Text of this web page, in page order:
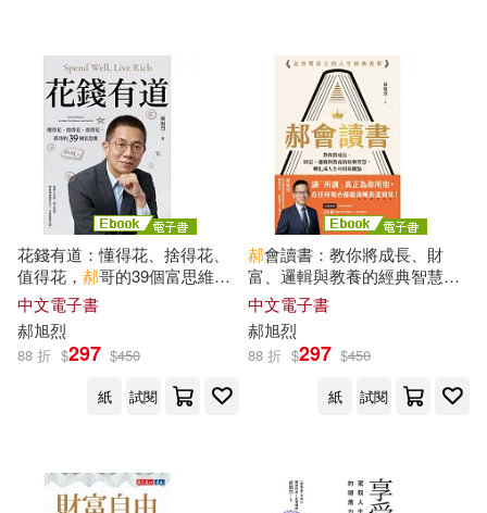
花錢有道：懂得花、捨得花、
值得花， 郝哥的39個富思維
【電子書獨家收錄
讀】 (電子書)
中文電子書
郝旭烈
88 折 $297 $450
紙
試閱
郝會讀書：教你將成長、財
富、邏輯與教養的經典智慧，
轉化成人生可用的觀點 (電子
書)
中文電子書
郝旭烈
88 折 $297 $450
紙
試閱